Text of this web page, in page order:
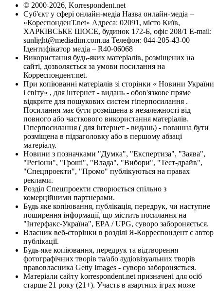
© 2000-2026, Korrespondent.net
Суб'єкт у сфері онлайн-медіа Назва онлайн-медіа –
«КореспонденТ.net» Адреса: 02091, місто Київ,
ХАРКІВСЬКЕ ШОСЕ, будинок 172-Б, офіс 208/1 E-mail:
sunlight@mediadim.com.ua Телефон: 044-205-43-00
Ідентифікатор медіа – R40-06068
Використання будь-яких матеріалів, розміщених на
сайті, дозволяється за умови посилання на
Корреспондент.net.
При копіюванні матеріалів зі сторінки « Новини України
і світу» , для інтернет - видань - обов'язкове пряме
відкрите для пошукових систем гіперпосилання .
Посилання має бути розміщена в незалежності від
повного або часткового використання матеріалів.
Гіперпосилання ( для інтернет - видань) - повинна бути
розміщена в підзаголовку або в першому абзаці
матеріалу.
Новини з позначками "Думка", "Експертиза", "Заява",
"Регіони", "Гроші", "Влада", "Вибори", "Тест-драйв",
"Спецпроекти", "Промо" публікуються на правах
реклами.
Розділ Спецпроекти створюється спільно з
комерційними партнерами.
Будь яке копіювання, публікація, передрук, чи наступне
поширення інформації, що містить посилання на
"Інтерфакс-Україна", EPA / UPG, суворо забороняється.
Власник веб-сторінки в розділі Я-Корреспондент є автор
публікації.
Будь-яке копіювання, передрук та відтворення
фотографічних творів та/або аудіовізуальних творів
правовласника Getty Images - суворо забороняється.
Матеріали сайту korrespondent.net призначені для осіб
старше 21 року (21+). Участь в азартних іграх може